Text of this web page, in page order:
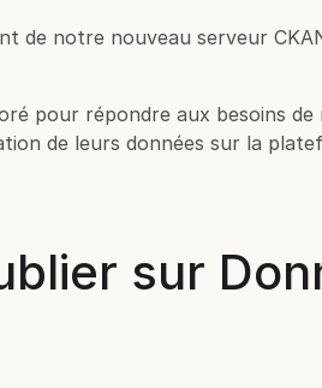
de notre nouveau serveur
pour répondre aux besoins
de leurs données sur la
sur